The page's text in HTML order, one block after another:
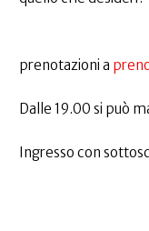
prenotazioni a
Dalle 19.00 si può
Ingresso con